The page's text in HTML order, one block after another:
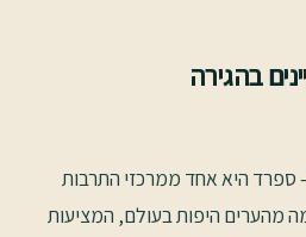
בהגירה
ספרד היא אחד ממרכזי התרבות
מהערים היפות בעולם, המציעות